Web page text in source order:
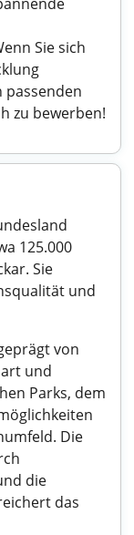
Sie sich
passenden
zu bewerben!
125.000
Sie
und
von
und
Parks, dem
Die
die
das